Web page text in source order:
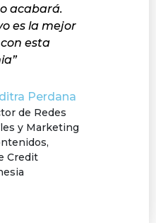
acabará.
es la mejor
esta
Perdana
de Redes
y Marketing
Credit